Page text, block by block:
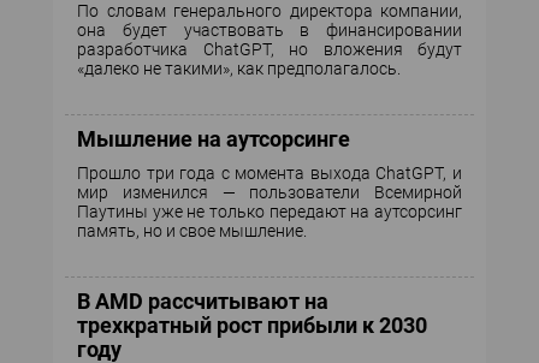
По словам генерального директора компании,
она будет участвовать в финансировании
разработчика ChatGPT, но вложения будут
«далеко не такими», как предполагалось.
Мышление на аутсорсинге
Прошло три года с момента выхода ChatGPT, и
мир изменился — пользователи Всемирной
Паутины уже не только передают на аутсорсинг
память, но и свое мышление.
В AMD рассчитывают на
трехкратный рост прибыли к 2030
году